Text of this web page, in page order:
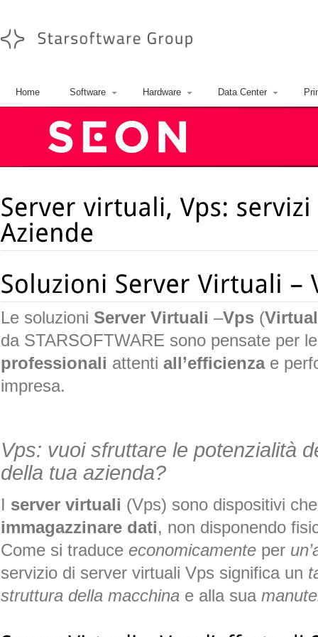
Home Software Hardware Data Center
Le soluzioni Server Virtuali –Vps (
da STARSOFTWARE sono pensate per
professionali attenti all’efficienzae
impresa.
Vps: vuoi sfruttare le potenzialità
della tua azienda?
server virtuali (Vps) sono dispositivi
immagazzinare dati, non disponendo
Come si traduce economicamente per
servizio di server virtuali Vps significa un
struttura della macchina e alla sua